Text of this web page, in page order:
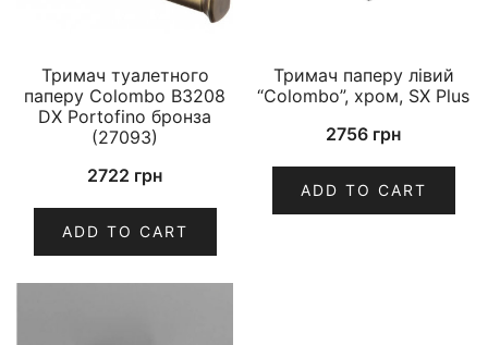
Тримач туалетного
паперу Colombo B3208
DX Portofino бронза
(27093)
2722 грн
ADD TO CART
Тримач паперу лівий
“Colombo”, хром, SX Plus
2756 грн
ADD TO CART